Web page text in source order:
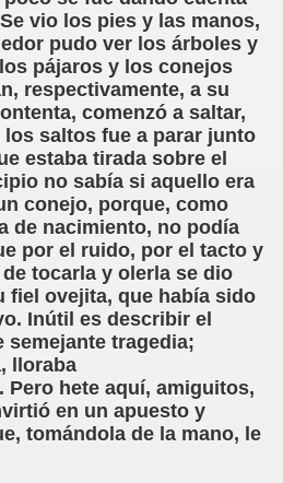
vio los pies y las manos,
pudo ver los árboles y
pájaros y los conejos
respectivamente, a su
comenzó a saltar,
los saltos fue a parar junto
estaba tirada sobre el
no sabía si aquello era
conejo, porque, como
de nacimiento, no podía
por el ruido, por el tacto y
tocarla y olerla se dio
fiel ovejita, que había sido
Inútil es describir el
semejante tragedia;
lloraba
Pero hete aquí, amiguitos,
en un apuesto y
tomándola de la mano, le
de Cecs, català (Pedro
Braille, 1980 (editora
López)
J.)
Lectores con Ceguera o
(César Puente)
Braille (CPB de l'ONCE a
García)
Bernal)